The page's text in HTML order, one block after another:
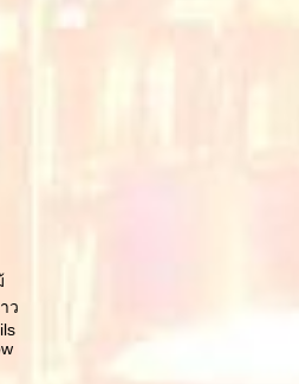
มดีๆ บนเฟสบุ๊ค
เหงาเก่าๆ
ใครของมัน
ได้ คิดงั้นปะ
นที่ร้องไห้จนหยุดไม่ได้
า
ว